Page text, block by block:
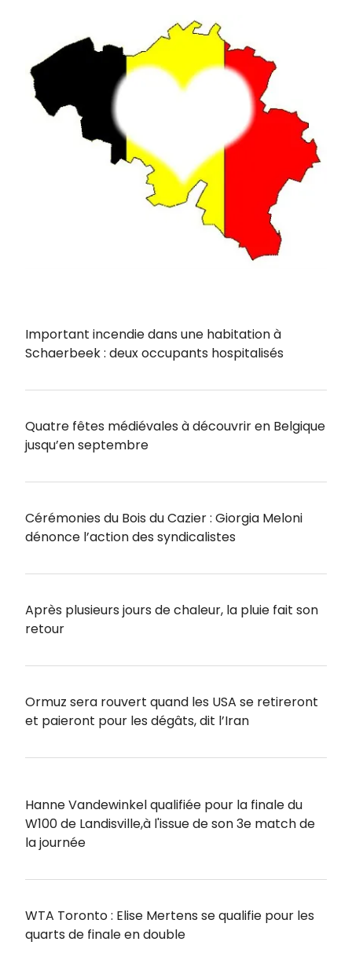
Important incendie dans une habitation à
Schaerbeek : deux occupants hospitalisés
Quatre fêtes médiévales à découvrir en Belgique
jusqu’en septembre
Cérémonies du Bois du Cazier : Giorgia Meloni
dénonce l’action des syndicalistes
Après plusieurs jours de chaleur, la pluie fait son
retour
Ormuz sera rouvert quand les USA se retireront
et paieront pour les dégâts, dit l’Iran
Hanne Vandewinkel qualifiée pour la finale du
W100 de Landisville,à l'issue de son 3e match de
la journée
WTA Toronto : Elise Mertens se qualifie pour les
quarts de finale en double